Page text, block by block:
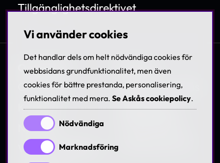
Tillgänglighetsdirektivet
Om Askås
Om Askås
Kontakt
Nyheter
Villkor & Policies
Karriär
Jobba hos Askås
Träffa våra
Vi använder cookies
Det handlar dels om helt nödvändiga cookies för
webbsidans grundfunktionalitet, men även
cookies för bättre prestanda, personalisering,
funktionalitet med mera. Se Askås cookiepolicy.
Nödvändiga
Marknadsföring